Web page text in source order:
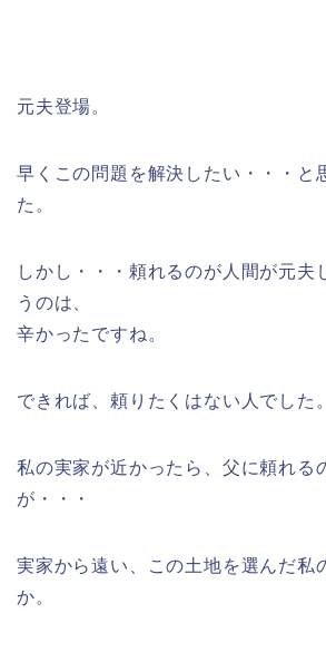
元夫登場。
早くこの問題を解決したい・・・と
た。
しかし・・・頼れるのが人間が元夫
うのは、
辛かったですね。
できれば、頼りたくはない人でした。
私の実家が近かったら、父に頼れる
が・・・
実家から遠い、この土地を選んだ私
か。